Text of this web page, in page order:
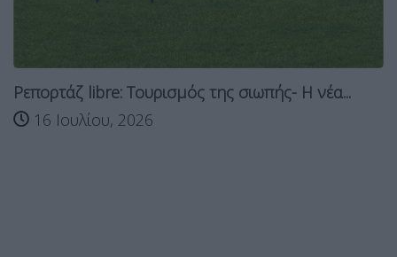
Ρεπορτάζ libre: Tουρισμός της σιωπής- Η νέα...
16 Ιουλίου, 2026